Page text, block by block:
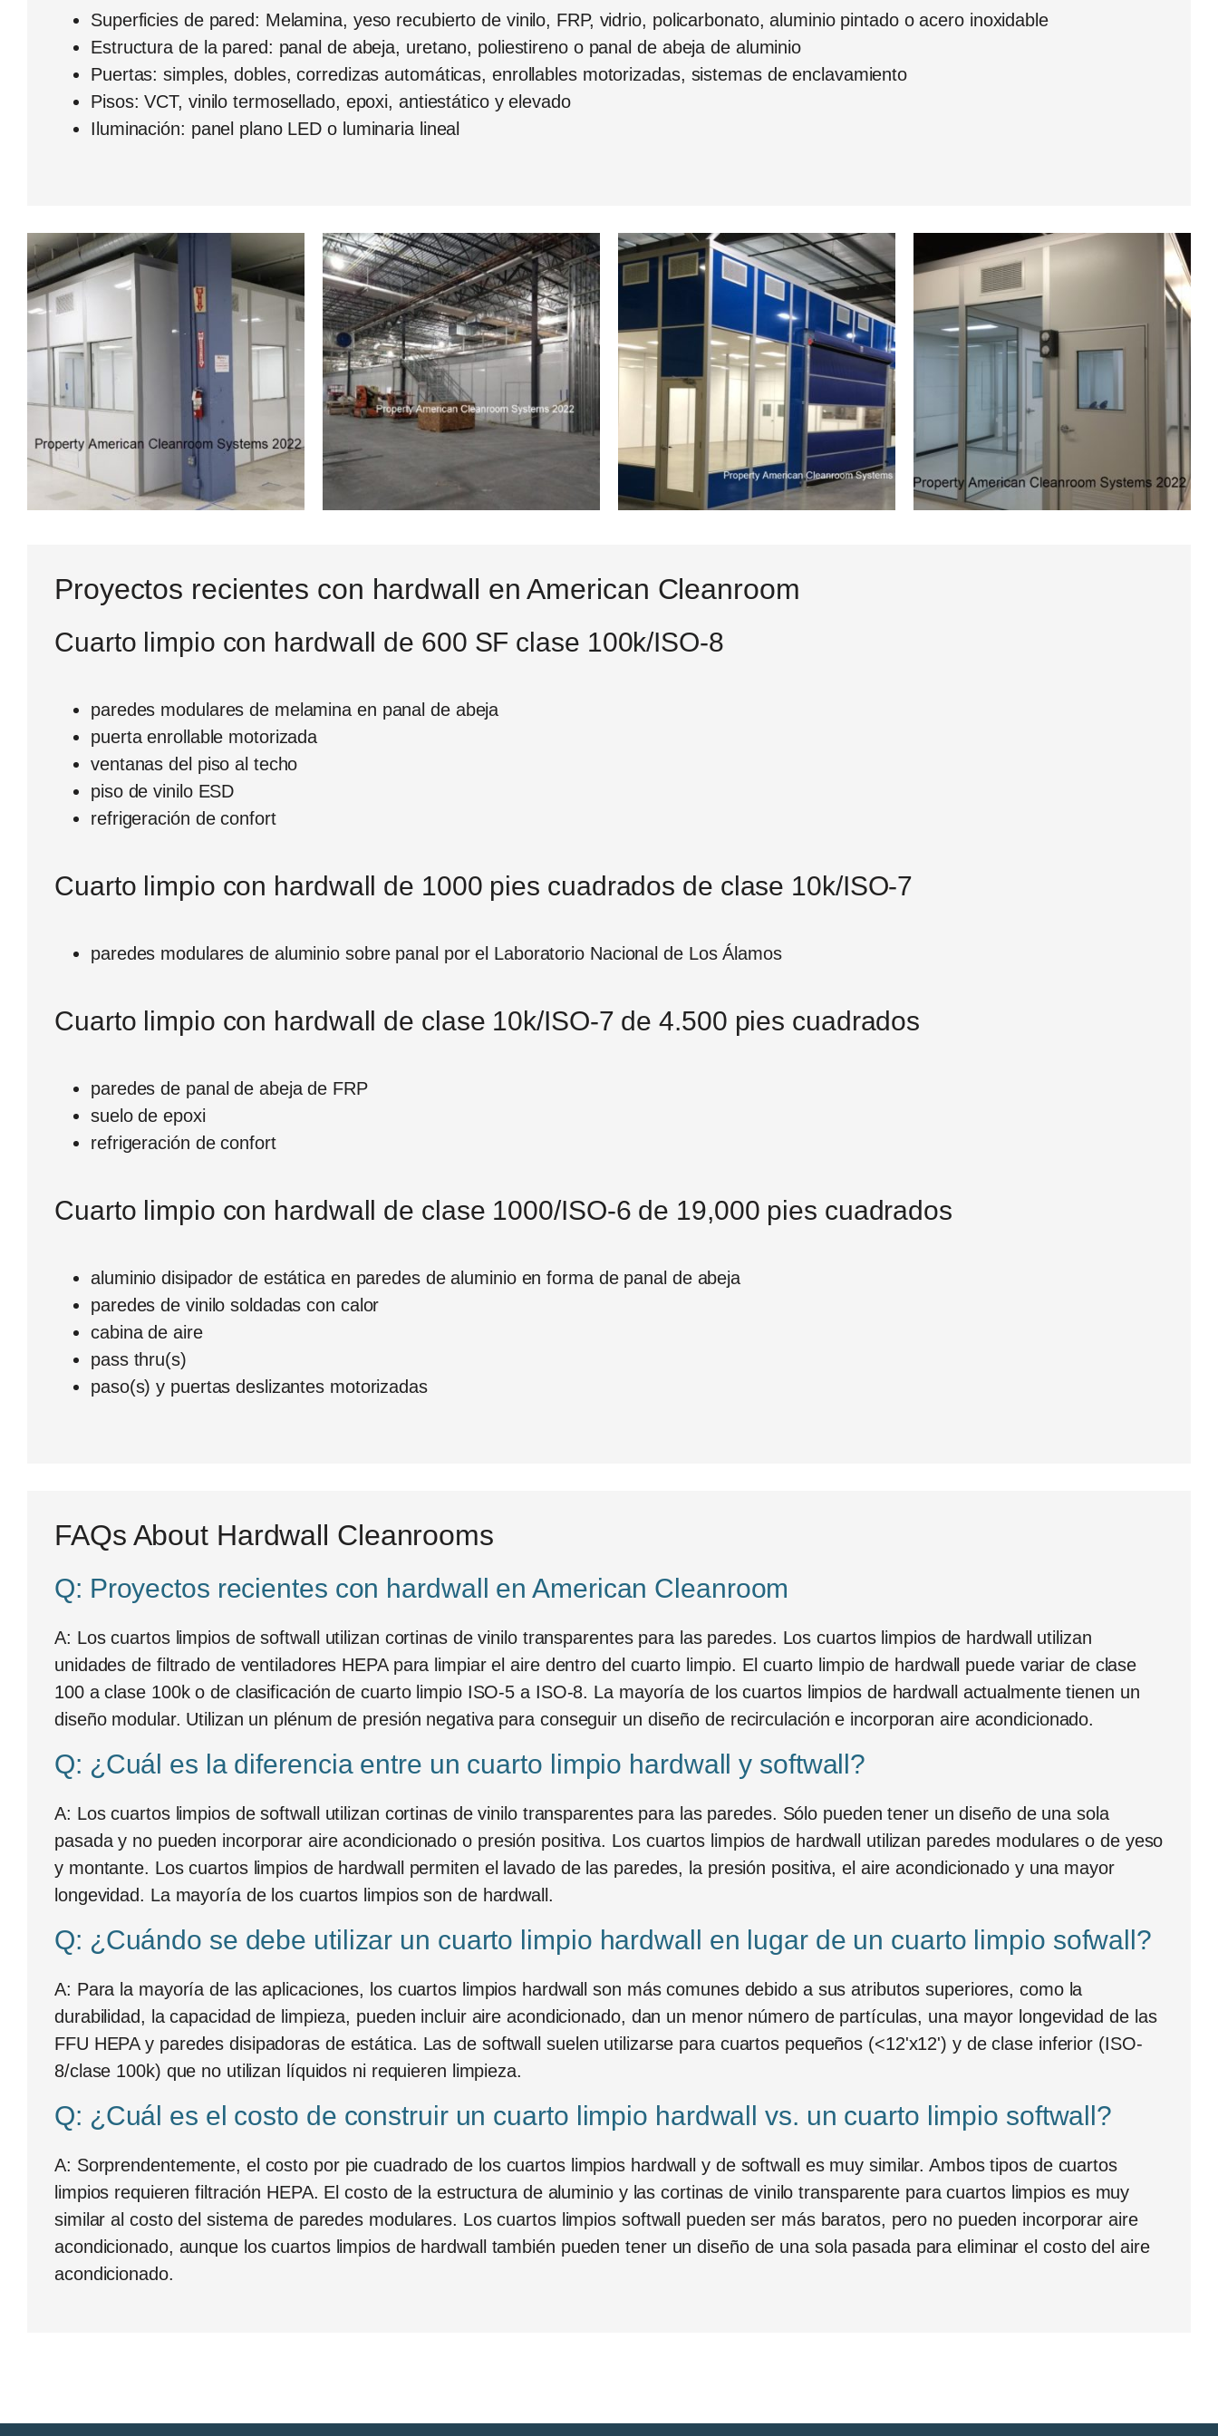
Superficies de pared: Melamina, yeso recubierto de vinilo, FRP, vidrio, policarbonato, aluminio pintado o acero inoxidable
Estructura de la pared: panal de abeja, uretano, poliestireno o panal de abeja de aluminio
Puertas: simples, dobles, corredizas automáticas, enrollables motorizadas, sistemas de enclavamiento
Pisos: VCT, vinilo termosellado, epoxi, antiestático y elevado
Iluminación: panel plano LED o luminaria lineal
Proyectos recientes con hardwall en American Cleanroom
Cuarto limpio con hardwall de 600 SF clase 100k/ISO-8
paredes modulares de melamina en panal de abeja
puerta enrollable motorizada
ventanas del piso al techo
piso de vinilo ESD
refrigeración de confort
Cuarto limpio con hardwall de 1000 pies cuadrados de clase 10k/ISO-7
paredes modulares de aluminio sobre panal por el Laboratorio Nacional de Los Álamos
Cuarto limpio con hardwall de clase 10k/ISO-7 de 4.500 pies cuadrados
paredes de panal de abeja de FRP
suelo de epoxi
refrigeración de confort
Cuarto limpio con hardwall de clase 1000/ISO-6 de 19,000 pies cuadrados
aluminio disipador de estática en paredes de aluminio en forma de panal de abeja
paredes de vinilo soldadas con calor
cabina de aire
pass thru(s)
paso(s) y puertas deslizantes motorizadas
FAQs About Hardwall Cleanrooms
Q: Proyectos recientes con hardwall en American Cleanroom
A: Los cuartos limpios de softwall utilizan cortinas de vinilo transparentes para las paredes. Los cuartos limpios de hardwall utilizan
unidades de filtrado de ventiladores HEPA para limpiar el aire dentro del cuarto limpio. El cuarto limpio de hardwall puede variar de clase
100 a clase 100k o de clasificación de cuarto limpio ISO-5 a ISO-8. La mayoría de los cuartos limpios de hardwall actualmente tienen un
diseño modular. Utilizan un plénum de presión negativa para conseguir un diseño de recirculación e incorporan aire acondicionado.
Q: ¿Cuál es la diferencia entre un cuarto limpio hardwall y softwall?
A: Los cuartos limpios de softwall utilizan cortinas de vinilo transparentes para las paredes. Sólo pueden tener un diseño de una sola
pasada y no pueden incorporar aire acondicionado o presión positiva. Los cuartos limpios de hardwall utilizan paredes modulares o de yeso
y montante. Los cuartos limpios de hardwall permiten el lavado de las paredes, la presión positiva, el aire acondicionado y una mayor
longevidad. La mayoría de los cuartos limpios son de hardwall.
Q: ¿Cuándo se debe utilizar un cuarto limpio hardwall en lugar de un cuarto limpio sofwall?
A: Para la mayoría de las aplicaciones, los cuartos limpios hardwall son más comunes debido a sus atributos superiores, como la
durabilidad, la capacidad de limpieza, pueden incluir aire acondicionado, dan un menor número de partículas, una mayor longevidad de las
FFU HEPA y paredes disipadoras de estática. Las de softwall suelen utilizarse para cuartos pequeños (<12'x12') y de clase inferior (ISO-
8/clase 100k) que no utilizan líquidos ni requieren limpieza.
Q: ¿Cuál es el costo de construir un cuarto limpio hardwall vs. un cuarto limpio softwall?
A: Sorprendentemente, el costo por pie cuadrado de los cuartos limpios hardwall y de softwall es muy similar. Ambos tipos de cuartos
limpios requieren filtración HEPA. El costo de la estructura de aluminio y las cortinas de vinilo transparente para cuartos limpios es muy
similar al costo del sistema de paredes modulares. Los cuartos limpios softwall pueden ser más baratos, pero no pueden incorporar aire
acondicionado, aunque los cuartos limpios de hardwall también pueden tener un diseño de una sola pasada para eliminar el costo del aire
acondicionado.